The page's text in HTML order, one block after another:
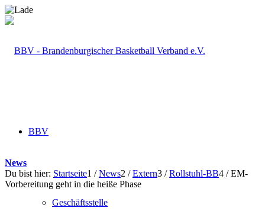
BBV
Geschäftsstelle
News
Du bist hier: Startseite1 / News2 / Extern3 / Rollstuhl-BB4 / EM-
Vorbereitung geht in die heiße Phase